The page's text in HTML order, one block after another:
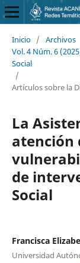
Inicio / Archivos
Vol. 4 Núm. 6
Social
/
Artículos sobre la
La
atención
de
Social
Francisca
Universidad